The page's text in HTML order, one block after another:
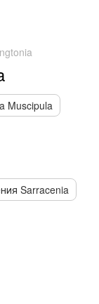
Muscipula
Sarracenia